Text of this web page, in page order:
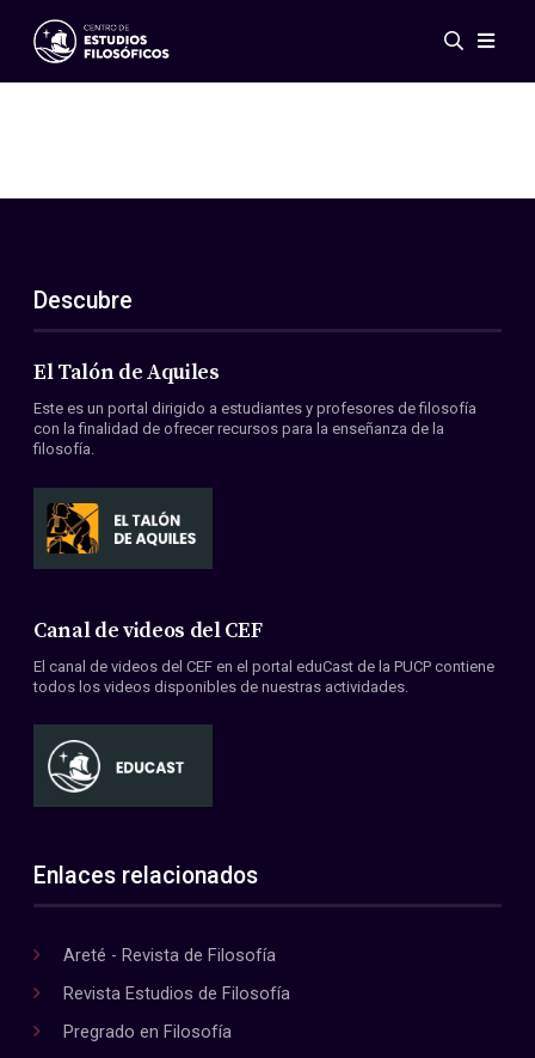
Eventos
ES
EN
Acerca de nosotros
Miembros
Convenios
Descubre
El Talón de Aquiles
Este es un portal dirigido a estudiantes y profesores de filosofía
con la finalidad de ofrecer recursos para la enseñanza de la
filosofía.
Canal de videos del CEF
El canal de videos del CEF en el portal eduCast de la PUCP contiene
todos los videos disponibles de nuestras actividades.
Enlaces relacionados
Areté - Revista de Filosofía
Revista Estudios de Filosofía
Pregrado en Filosofía